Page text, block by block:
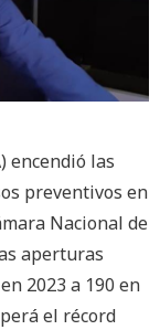
encendió las
preventivos en
Nacional de
aperturas
2023 a 190 en
el récord